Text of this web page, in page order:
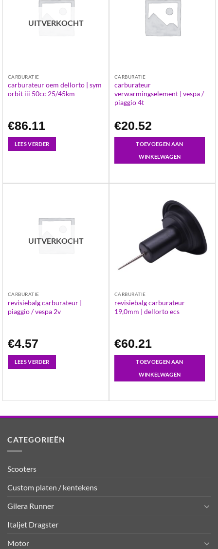
UITVERKOCHT
CARBURATIE
carburateur oem dellorto | sym
orbit iii 50cc 25/45km
€86.11
LEES VERDER
CARBURATIE
carburateur
verwarmingselement | vespa /
piaggio 4t
€20.52
TOEVOEGEN AAN
WINKELWAGEN
UITVERKOCHT
CARBURATIE
revisiebalg carburateur |
piaggio / vespa 2v
€4.57
LEES VERDER
CARBURATIE
revisiebalg carburateur
19,0mm | dellorto ecs
€60.21
TOEVOEGEN AAN
WINKELWAGEN
CATEGORIEËN
Scooters
Custom platen / kentekens
Gilera Runner
Italjet Dragster
Motor